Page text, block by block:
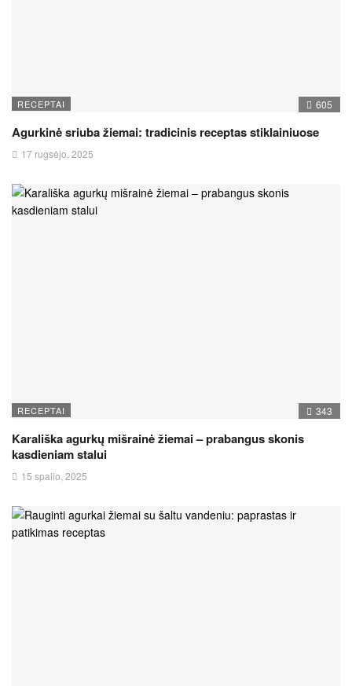
RECEPTAI 605
Agurkinė sriuba žiemai: tradicinis receptas stiklainiuose
17 rugsėjo, 2025
RECEPTAI 343
Karališka agurkų mišrainė žiemai – prabangus skonis
kasdieniam stalui
15 spalio, 2025